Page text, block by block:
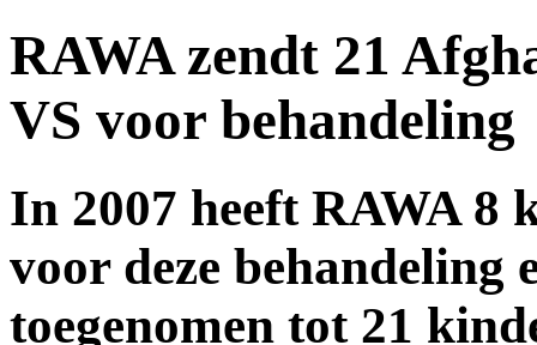
RAWA zendt 21
VS voor behandeling
In 2007 heeft RAWA 8
voor deze behandeling
toegenomen tot 21